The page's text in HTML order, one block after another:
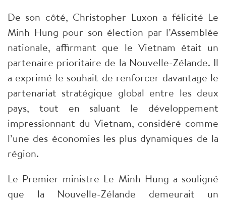
De son côté, Christopher Luxon a félicité Le
Minh Hung pour son élection par l’Assemblée
nationale, affirmant que le Vietnam était un
partenaire prioritaire de la Nouvelle-Zélande. Il
a exprimé le souhait de renforcer davantage le
partenariat stratégique global entre les deux
pays, tout en saluant le développement
impressionnant du Vietnam, considéré comme
l’une des économies les plus dynamiques de la
région.
Le Premier ministre Le Minh Hung a souligné
que la Nouvelle-Zélande demeurait un